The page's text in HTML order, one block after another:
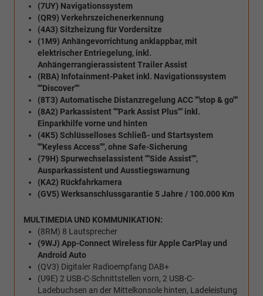
(7UY) Navigationssystem
(QR9) Verkehrszeichenerkennung
(4A3) Sitzheizung für Vordersitze
(1M9) Anhängevorrichtung anklappbar, mit
elektrischer Entriegelung, inkl.
Anhängerrangierassistent Trailer Assist
(RBA) Infotainment-Paket inkl. Navigationssystem
""Discover""
(8T3) Automatische Distanzregelung ACC ""stop & go""
(8A2) Parkassistent ""Park Assist Plus"" inkl.
Einparkhilfe vorne und hinten
(4K5) Schlüsselloses Schließ- und Startsystem
""Keyless Access"", ohne Safe-Sicherung
(79H) Spurwechselassistent ""Side Assist"",
Ausparkassistent und Ausstiegswarnung
(KA2) Rückfahrkamera
(GV5) Werksanschlussgarantie 5 Jahre / 100.000 Km
MULTIMEDIA UND KOMMUNIKATION:
(8RM) 8 Lautsprecher
(9WJ) App-Connect Wireless für Apple CarPlay und
Android Auto
(QV3) Digitaler Radioempfang DAB+
(U9E) 2 USB-C-Schnittstellen vorn, 2 USB-C-
Ladebuchsen an der Mittelkonsole hinten, Ladeleistung